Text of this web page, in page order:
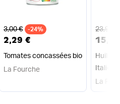
Ancien prix
3,00 € -24%
2,29 €
Tomates concassées bio
La Fourche
Ancien
23,98 €
Huile
Italie
La